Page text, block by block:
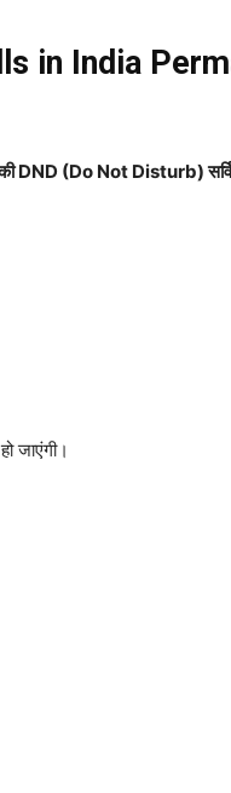
in India
DND (Do Not Disturb)
जाएंगी।